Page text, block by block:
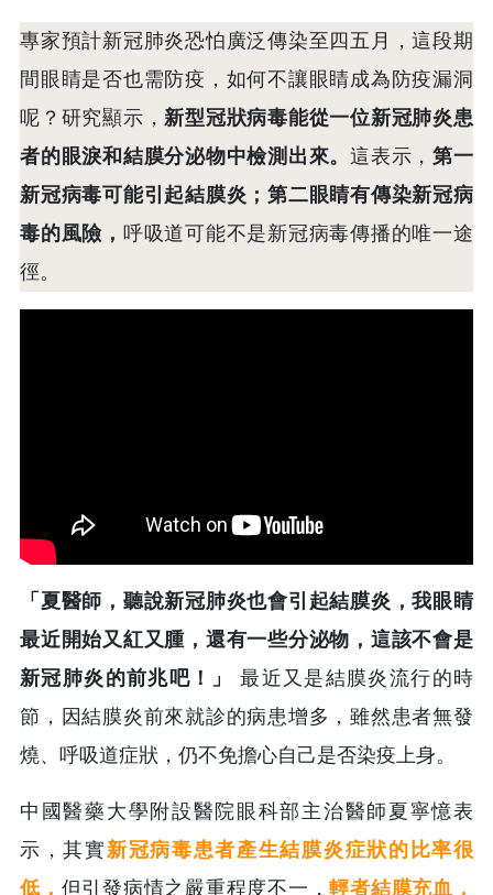
專家預計新冠肺炎恐怕廣泛傳染至四五月，這段期
間眼睛是否也需防疫，如何不讓眼睛成為防疫漏洞
呢？研究顯示， 新型冠狀病毒能從一位新冠肺炎患
者的眼淚和結膜分泌物中檢測出來。這表示，第一
新冠病毒可能引起結膜炎；第二眼睛有傳染新冠病
毒的風險， 呼吸道可能不是新冠病毒傳播的唯一途
徑。
「夏醫師，聽說新冠肺炎也會引起結膜炎，我眼睛
最近開始又紅又腫，還有一些分泌物，這該不會是
新冠肺炎的前兆吧！」最近又是結膜炎流行的時
節，因結膜炎前來就診的病患增多，雖然患者無發
燒、呼吸道症狀，仍不免擔心自己是否染疫上身。
中國醫藥大學附設醫院眼科部主治醫師夏寧憶表
示，其實新冠病毒患者產生結膜炎症狀的比率很
低， 但引發病情之嚴重程度不一，輕者結膜充血，